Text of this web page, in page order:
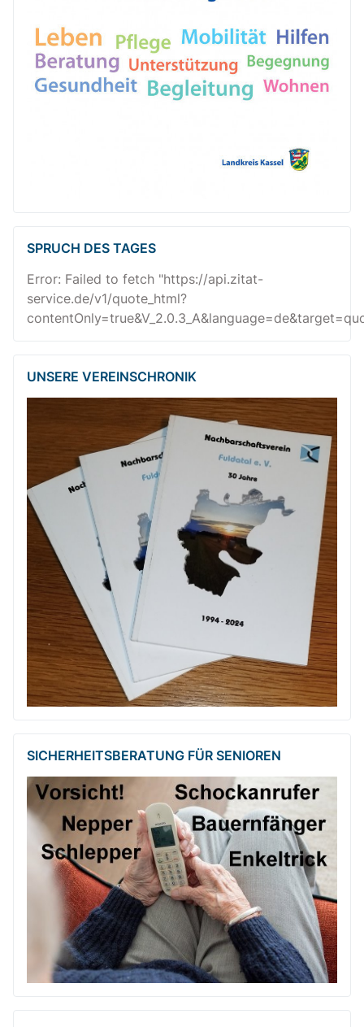
SPRUCH DES TAGES
Error: Failed to fetch "https://api.zitat-
service.de/v1/quote_html?
UNSERE VEREINSCHRONIK
SICHERHEITSBE­RATUNG FÜR SENIOREN